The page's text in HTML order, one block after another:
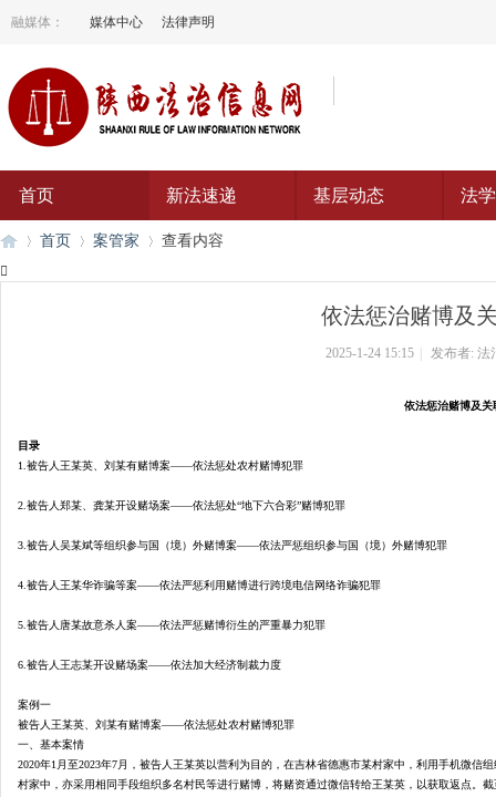
融媒体： 媒体中心 法律声明
首页 新法速递 基层动态 法
首页 案管家 查看内容

依法惩治赌博及
2025-1-24 15:15 发布者: 法
依法惩治赌博及关
目录
1.被告人王某英、刘某有赌博案——依法惩处农村赌博犯罪
2.被告人郑某、龚某开设赌场案——依法惩处“地下六合彩”赌博犯罪
3.被告人吴某斌等组织参与国（境）外赌博案——依法严惩组织参与国（境）外赌博犯罪
4.被告人王某华诈骗等案——依法严惩利用赌博进行跨境电信网络诈骗犯罪
5.被告人唐某故意杀人案——依法严惩赌博衍生的严重暴力犯罪
6.被告人王志某开设赌场案——依法加大经济制裁力度
案例一
被告人王某英、刘某有赌博案——依法惩处农村赌博犯罪
一、基本案情
2020年1月至2023年7月，被告人王某英以营利为目的，在吉林省德惠市某村家中，利用手机微
村家中，亦采用相同手段组织多名村民等进行赌博，将赌资通过微信转给王某英，以获取返点。